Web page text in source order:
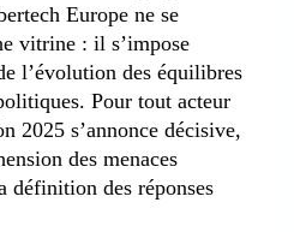
Europe ne se
vitrine : il s’impose
l’évolution des équilibres
Pour tout acteur
2025 s’annonce décisive,
des menaces
définition des réponses